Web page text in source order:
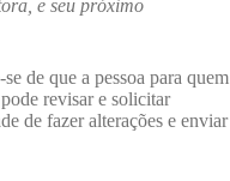
e seu próximo
de que a pessoa para quem
revisar e solicitar
de fazer alterações e enviar